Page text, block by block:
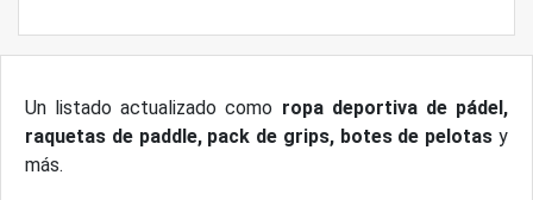
Un listado actualizado como ropa deportiva de pádel,
raquetas de paddle, pack de grips, botes de pelotas y
más.